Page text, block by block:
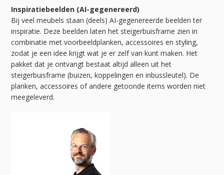
Inspiratiebeelden (AI-gegenereerd)
Bij veel meubels staan (deels) AI-gegenereerde beelden ter
inspiratie. Deze beelden laten het steigerbuisframe zien in
combinatie met voorbeeldplanken, accessoires en styling,
zodat je een idee krijgt wat je er zelf van kunt maken. Het
pakket dat je ontvangt bestaat altijd alleen uit het
steigerbuisframe (buizen, koppelingen en inbussleutel). De
planken, accessoires of andere getoonde items worden niet
meegeleverd.